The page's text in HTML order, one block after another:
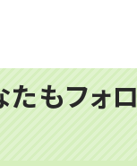
もフォロ